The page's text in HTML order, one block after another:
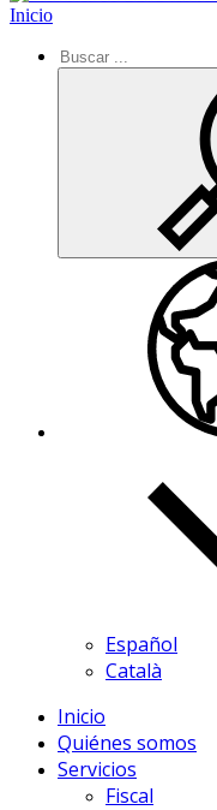
Inicio
Español
Català
Inicio
Quiénes somos
Servicios
Fiscal